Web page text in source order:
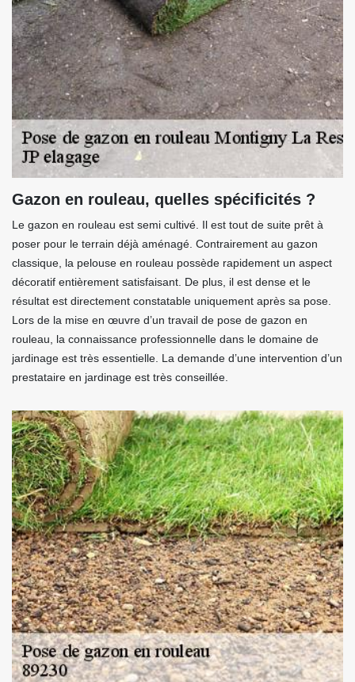
Gazon en rouleau, quelles spécificités ?
Le gazon en rouleau est semi cultivé. Il est tout de suite prêt à
poser pour le terrain déjà aménagé. Contrairement au gazon
classique, la pelouse en rouleau possède rapidement un aspect
décoratif entièrement satisfaisant. De plus, il est dense et le
résultat est directement constatable uniquement après sa pose.
Lors de la mise en œuvre d’un travail de pose de gazon en
rouleau, la connaissance professionnelle dans le domaine de
jardinage est très essentielle. La demande d’une intervention d’un
prestataire en jardinage est très conseillée.